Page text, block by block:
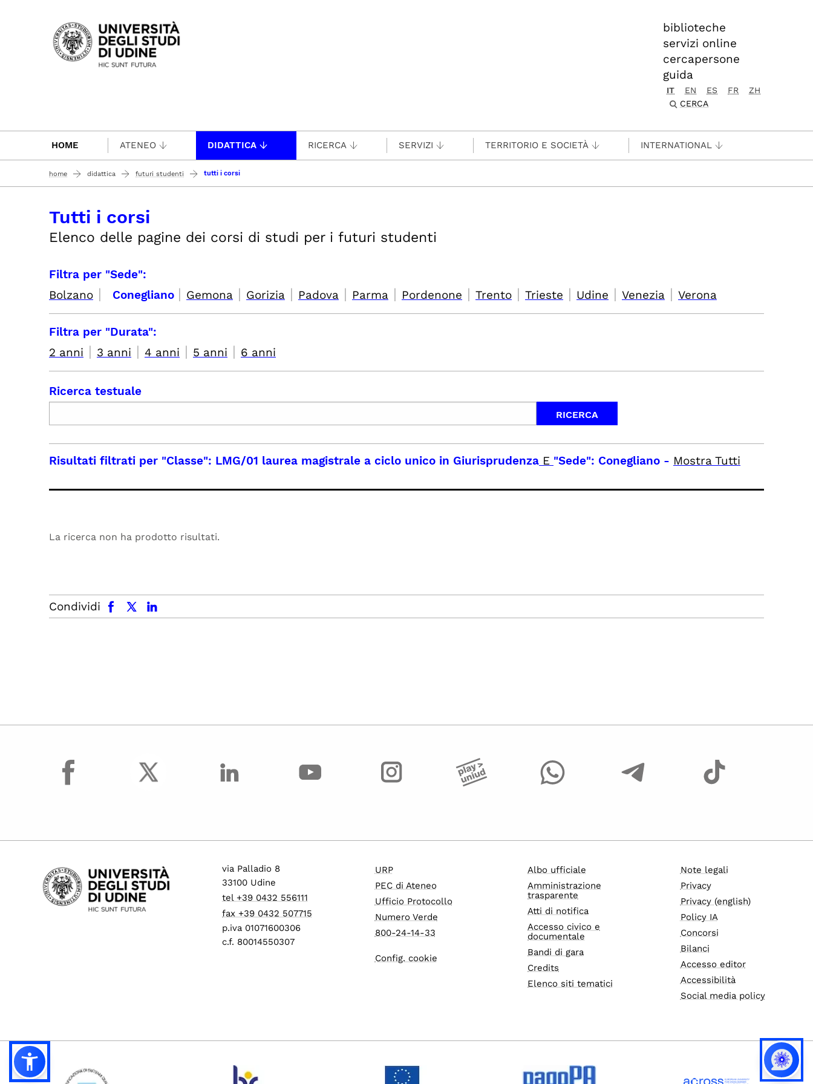
Passa al contenuto principale
biblioteche
servizi online
cercapersone
guida
IT EN ES FR
ZH
CERCA
HOME ATENEO DIDATTICA RICERCA SERVIZI TERRITORIO E SOCIETÀ INTERNATIONAL
home didattica futuri studenti tutti i corsi
Tutti i corsi
Elenco delle pagine dei corsi di studi per i futuri studenti
Filtra per "Sede":
Bolzano | Conegliano | Gemona | Gorizia | Padova | Parma | Pordenone | Trento | Trieste | Udine | Venezia | Verona
Filtra per "Durata":
2 anni | 3 anni | 4 anni | 5 anni | 6 anni
Ricerca testuale
Risultati filtrati per "Classe": LMG/01 laurea magistrale a ciclo unico in Giurisprudenza E "Sede": Conegliano - Mostra Tutti
La ricerca non ha prodotto risultati.
Condividi
facebook x.com linkedin
facebook
via Palladio 8
33100 Udine
tel +39 0432 556111
fax +39 0432 507715
p.iva 01071600306
c.f. 80014550307
URP
PEC di Ateneo
Ufficio Protocollo
Numero Verde
800-24-14-33
Config. cookie
Albo ufficiale
Amministrazione
trasparente
Atti di notifica
Accesso civico e
documentale
Bandi di gara
Credits
Elenco siti tematici
Note legali
Privacy
Privacy (english)
Policy IA
Concorsi
Bilanci
Accesso editor
Accessibilità
Social media policy